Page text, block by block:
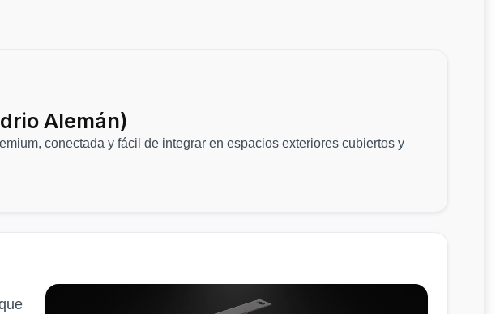
Alemán)
conectada y fácil de integrar en espacios exteriores cubiertos y